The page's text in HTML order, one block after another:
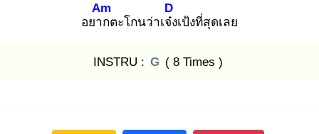
อยาก
Am
ตะโกนว่าเจ๋ง
D
เป้งที่สุดเลย
INSTRU : G ( 8 Times )